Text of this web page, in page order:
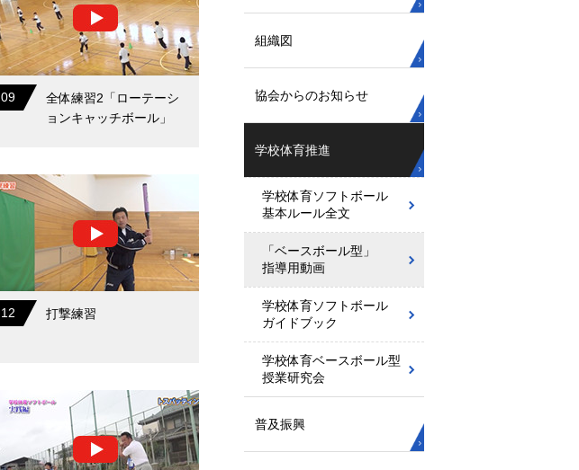
09
全体練習2「ローテーシ
ョンキャッチボール」
12 打撃練習
組織図
協会からのお知らせ
学校体育推進
学校体育ソフトボール
基本ルール全文
「ベースボール型」
指導用動画
学校体育ソフトボール
ガイドブック
学校体育ベースボール型
授業研究会
普及振興